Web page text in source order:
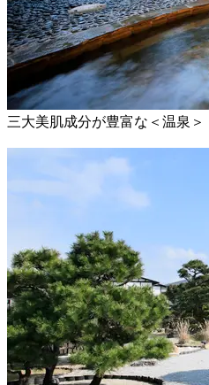
三大美肌成分が豊富な＜温泉＞